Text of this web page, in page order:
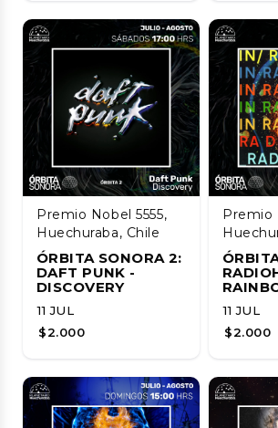
Premio Nobel 5555,
Huechuraba, Chile
ÓRBITA SONORA 2:
DAFT PUNK -
DISCOVERY
11 JUL
$2.000
Premio
11 JUL
$2.000